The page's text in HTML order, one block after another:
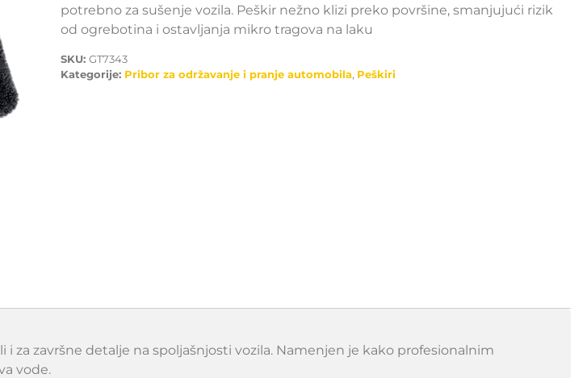
potrebno za sušenje vozila. Peškir nežno klizi preko površine, smanjujući rizik
od ogrebotina i ostavljanja mikro tragova na laku
SKU: GT7343
Kategorije: Pribor za održavanje i pranje automobila, Peškiri
za završne detalje na spoljašnjosti vozila. Namenjen je kako profesionalnim
vode.